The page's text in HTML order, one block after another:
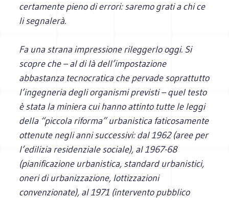
certamente pieno di errori: saremo grati a chi ce
li segnalerà.
Fa una strana impressione rileggerlo oggi. Si
scopre che – al di là dell’impostazione
abbastanza tecnocratica che pervade soprattutto
l’ingegneria degli organismi previsti – quel testo
è stata la miniera cui hanno attinto tutte le leggi
della “piccola riforma” urbanistica faticosamente
ottenute negli anni successivi: dal 1962 (aree per
l’edilizia residenziale sociale), al 1967-68
(pianificazione urbanistica, standard urbanistici,
oneri di urbanizzazione, lottizzazioni
convenzionate), al 1971 (intervento pubblico